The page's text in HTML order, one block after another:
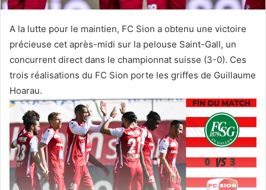
i
e
A la lutte pour le maintien, FC Sion a obtenu une victoire
précieuse cet après-midi sur la pelouse Saint-Gall, un
concurrent direct dans le championnat suisse (3-0). Ces
trois réalisations du FC Sion porte les griffes de Guillaume
Hoarau.